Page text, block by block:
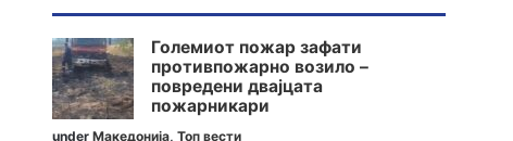
Големиот пожар зафати
противпожарно возило –
повредени двајцата
пожарникари
underМакедонија,Топ вести